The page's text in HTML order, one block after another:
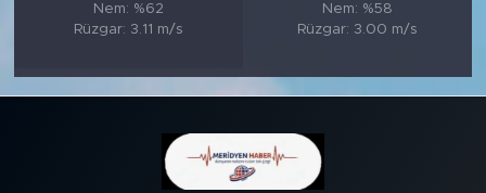
Nem: %62
Rüzgar: 3.11 m/s
Nem: %58
Rüzgar: 3.00 m/s